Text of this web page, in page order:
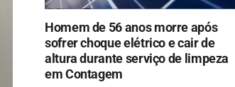
Homem de 56 anos morre após
sofrer choque elétrico e cair de
altura durante serviço de limpeza
em Contagem